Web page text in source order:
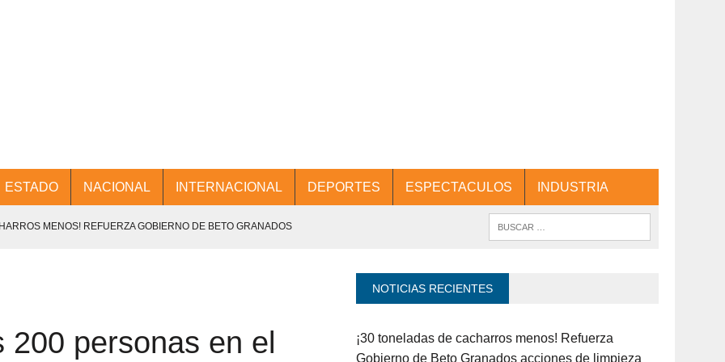
ESTADO NACIONAL INTERNACIONAL DEPORTES ESPECTACULOS INDUSTRIA
MENOS! REFUERZA GOBIERNO DE BETO GRANADOS
BETO GRANADOS MESA DE TRABAJO CON PRESIDENTES
personas en el
NOTICIAS RECIENTES
¡30 toneladas de cacharros menos! Refuerza
Gobierno de Beto Granados acciones de limpieza